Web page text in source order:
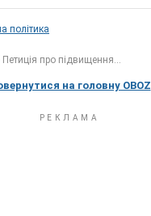
політика
Петиція про підвищення...
на головну OBOZ